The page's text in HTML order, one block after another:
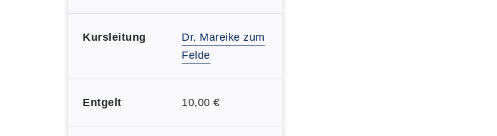
Kursleitung
Dr. Mareike zum
Felde
Entgelt 10,00 €